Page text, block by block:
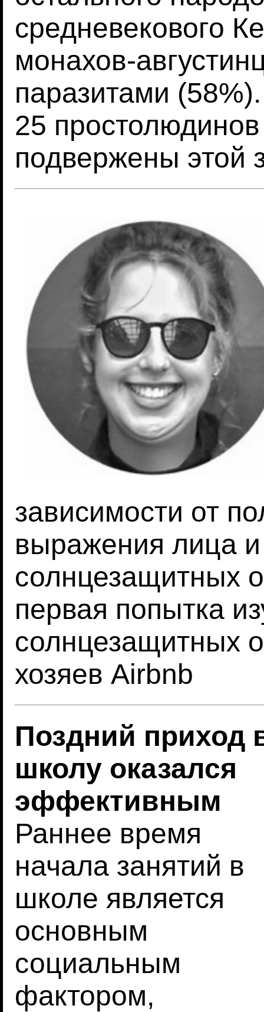
средневекового
монахов-
паразитами
25
подвержены этой
зависимости от
выражения лица
солнцезащитных
первая попытка
солнцезащитных
хозяев Airbnb
Поздний приход
школу оказался
эффективным
Раннее время
начала занятий в
школе является
основным
социальным
фактором,